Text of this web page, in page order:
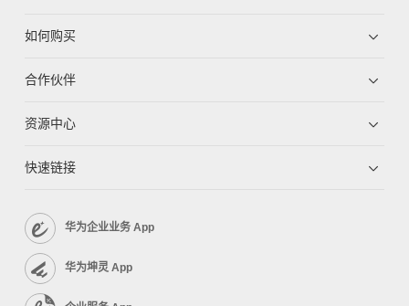
如何购买
合作伙伴
资源中心
快速链接
华为企业业务 App
华为坤灵 App